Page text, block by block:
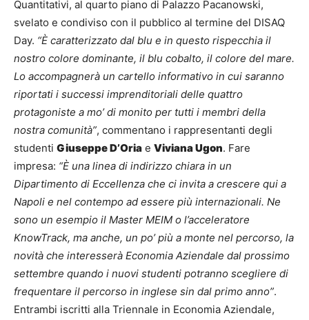
Quantitativi, al quarto piano di Palazzo Pacanowski,
svelato e condiviso con il pubblico al termine del DISAQ
Day. “È caratterizzato dal blu e in questo rispecchia il
nostro colore dominante, il blu cobalto, il colore del mare.
Lo accompagnerà un cartello informativo in cui saranno
riportati i successi imprenditoriali delle quattro
protagoniste a mo’ di monito per tutti i membri della
nostra comunità”, commentano i rappresentanti degli
studenti Giuseppe D’Oria e Viviana Ugon. Fare
impresa: “È una linea di indirizzo chiara in un
Dipartimento di Eccellenza che ci invita a crescere qui a
Napoli e nel contempo ad essere più internazionali. Ne
sono un esempio il Master MEIM o l’acceleratore
KnowTrack, ma anche, un po’ più a monte nel percorso, la
novità che interesserà Economia Aziendale dal prossimo
settembre quando i nuovi studenti potranno scegliere di
frequentare il percorso in inglese sin dal primo anno”.
Entrambi iscritti alla Triennale in Economia Aziendale,